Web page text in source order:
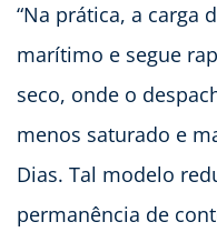
“Na prática, a carga
marítimo e segue
seco, onde o
menos saturado e
Dias. Tal modelo
permanência de